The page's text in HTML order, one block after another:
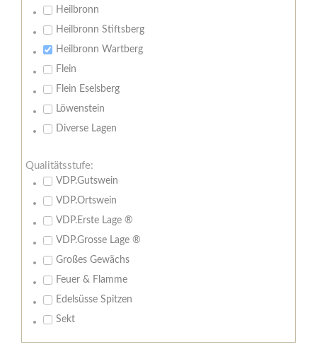
Heilbronn
Heilbronn Stiftsberg
Heilbronn Wartberg
Flein
Flein Eselsberg
Löwenstein
Diverse Lagen
Qualitätsstufe:
VDP.Gutswein
VDP.Ortswein
VDP.Erste Lage ®
VDP.Grosse Lage ®
Großes Gewächs
Feuer & Flamme
Edelsüsse Spitzen
Sekt